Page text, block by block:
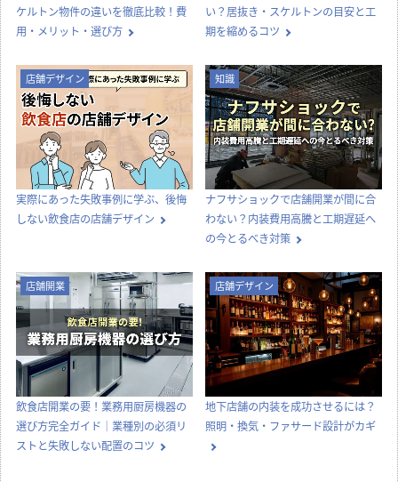
ケルトン物件の違いを徹底比較！費
用・メリット・選び方
い？居抜き・スケルトンの目安と工
期を縮めるコツ
店舗デザイン
実際にあった失敗事例に学ぶ、後悔
しない飲食店の店舗デザイン
知識
ナフサショックで店舗開業が間に合
わない？内装費用高騰と工期遅延へ
の今とるべき対策
店舗開業
飲食店開業の要！業務用厨房機器の
選び方完全ガイド｜業種別の必須リ
ストと失敗しない配置のコツ
店舗デザイン
地下店舗の内装を成功させるには？
照明・換気・ファサード設計がカギ